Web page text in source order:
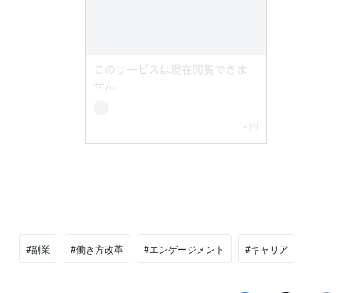
#副業 #働き方改革 #エンゲージメント #キャリア